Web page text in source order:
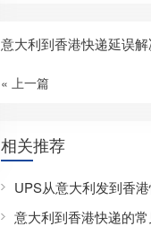
意大利到香港快递延误
« 上一篇
相关推荐
UPS从意大利发到香
意大利到香港快递的常